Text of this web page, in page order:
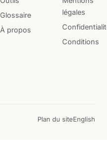
Glossaire
À propos
légales
Conditions
Plan du siteEnglish